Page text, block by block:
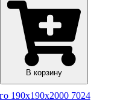
В корзину